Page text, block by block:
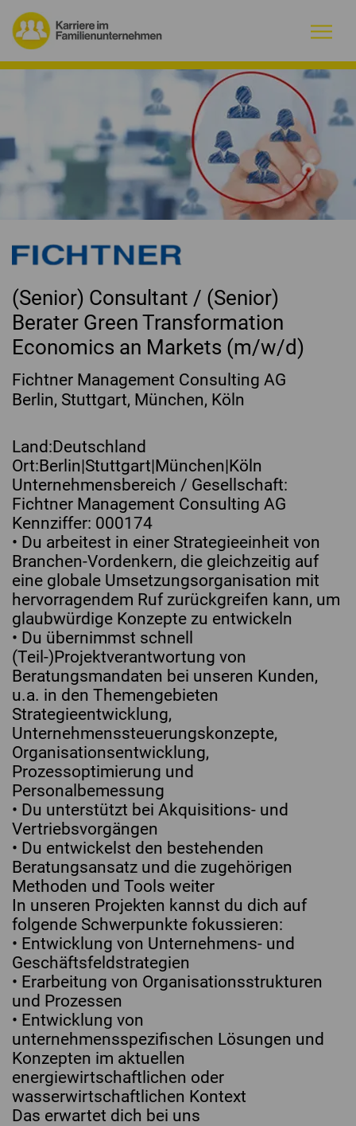
Warum Familienunternehmen?
Firmenprofile
Jobs
Magazin
Initiative
Kontakt
(Senior) Consultant / (Senior)
Berater Green Transformation
Economics an Markets (m/w/d)
Fichtner Management Consulting AG
Berlin, Stuttgart, München, Köln
Land:Deutschland
Ort:Berlin|Stuttgart|München|Köln
Unternehmensbereich / Gesellschaft:
Fichtner Management Consulting AG
Kennziffer: 000174
• Du arbeitest in einer Strategieeinheit von
Branchen-Vordenkern, die gleichzeitig auf
eine globale Umsetzungsorganisation mit
hervorragendem Ruf zurückgreifen kann, um
glaubwürdige Konzepte zu entwickeln
• Du übernimmst schnell
(Teil-)Projektverantwortung von
Beratungsmandaten bei unseren Kunden,
u.a. in den Themengebieten
Strategieentwicklung,
Unternehmenssteuerungskonzepte,
Organisationsentwicklung,
Prozessoptimierung und
Personalbemessung
• Du unterstützt bei Akquisitions- und
Vertriebsvorgängen
• Du entwickelst den bestehenden
Beratungsansatz und die zugehörigen
Methoden und Tools weiter
In unseren Projekten kannst du dich auf
folgende Schwerpunkte fokussieren:
• Entwicklung von Unternehmens- und
Geschäftsfeldstrategien
• Erarbeitung von Organisationsstrukturen
und Prozessen
• Entwicklung von
unternehmensspezifischen Lösungen und
Konzepten im aktuellen
energiewirtschaftlichen oder
wasserwirtschaftlichen Kontext
Das erwartet dich bei uns